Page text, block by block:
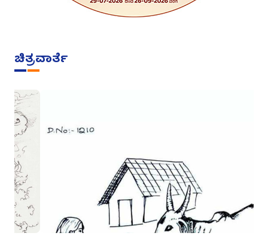
ಚಿತ್ರವಾರ್ತೆ